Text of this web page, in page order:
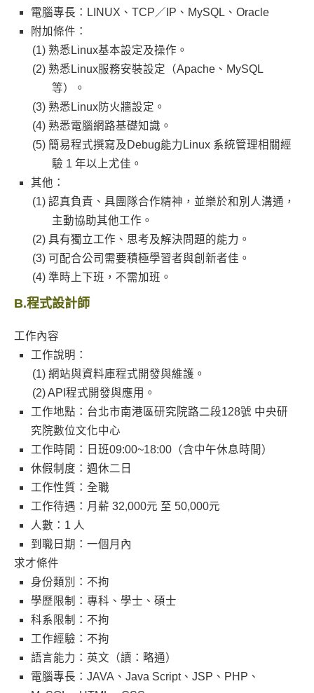
電腦專長：LINUX、TCP／IP、MySQL、Oracle
附加條件：
熟悉Linux基本設定及操作。
熟悉Linux服務安裝設定（Apache、MySQL
等）。
熟悉Linux防火牆設定。
熟悉電腦網路基礎知識。
簡易程式撰寫及Debug能力Linux 系統管理相關經
驗 1 年以上尤佳。
其他：
認真負責、具團隊合作精神，並樂於和別人溝通，
主動協助其他工作。
具有獨立工作、思考及解決問題的能力。
可配合公司需要積極學習者與創新者佳。
準時上下班，不需加班。
B.程式設計師
工作內容
工作說明：
網站與資料庫程式開發與維護。
API程式開發與應用。
工作地點：台北市南港區研究院路二段128號 中央研
究院數位文化中心
工作時間：日班09:00~18:00（含中午休息時間）
休假制度：週休二日
工作性質：全職
工作待遇：月薪 32,000元 至 50,000元
人數：1 人
到職日期：一個月內
求才條件
身份類別：不拘
學歷限制：專科、學士、碩士
科系限制：不拘
工作經驗：不拘
語言能力：英文（讀：略通）
電腦專長：JAVA、Java Script、JSP、PHP、